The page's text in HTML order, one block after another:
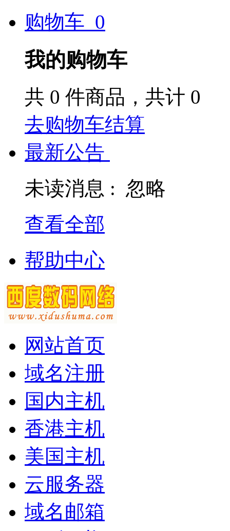
购物车 0
我的购物车
共 0 件商品，共计 0
去购物车结算
最新公告
未读消息 : 忽略
查看全部
帮助中心
网站首页
域名注册
国内主机
香港主机
美国主机
云服务器
域名邮箱